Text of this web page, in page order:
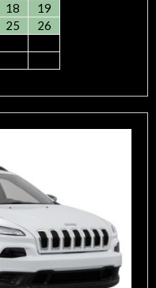
18
19
25
26